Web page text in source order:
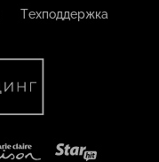
Техподдержка